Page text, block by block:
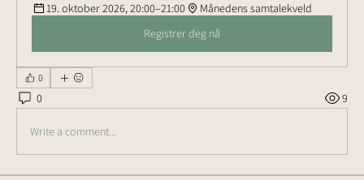
19. oktober 2026, 20:00–21:00
Månedens samtalekveld
Registrer deg nå
0
0 9
Write a comment...